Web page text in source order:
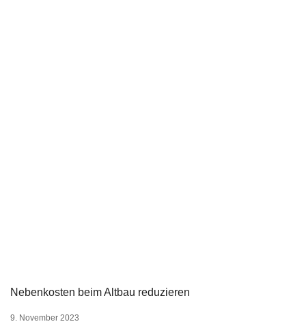
Nebenkosten beim Altbau reduzieren
9. November 2023